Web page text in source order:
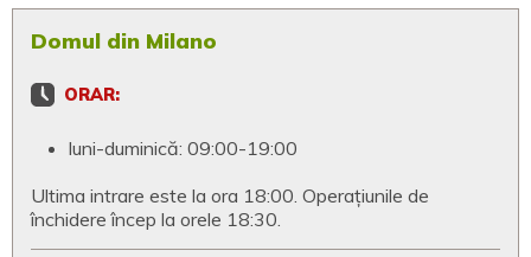
Domul din Milano
ORAR:
luni-duminică: 09:00-19:00
Ultima intrare este la ora 18:00. Operațiunile de
închidere încep la orele 18:30.